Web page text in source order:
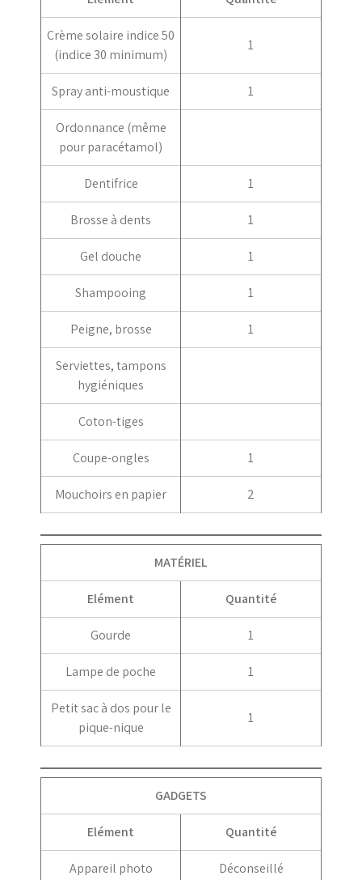
Crème solaire indice 50
(indice 30 minimum)
1
Spray anti-moustique 1
Ordonnance (même
pour paracétamol)
Dentifrice 1
Brosse à dents 1
Gel douche 1
Shampooing 1
Peigne, brosse 1
Serviettes, tampons
hygiéniques
Coton-tiges
Coupe-ongles 1
Mouchoirs en papier 2
MATÉRIEL
Elément Quantité
Gourde 1
Lampe de poche 1
Petit sac à dos pour le
pique-nique
1
GADGETS
Elément Quantité
Appareil photo Déconseillé